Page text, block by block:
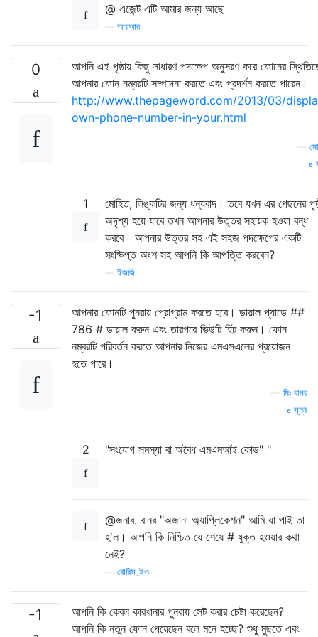
@ এজেন্ট এটি আমার জন্য আছে
আরআর
0
আপনি এই পৃষ্ঠায় কিছু সাধারণ পদক্ষেপ অনুসরণ করে ফোনের
আপনার ফোন নম্বরটি সম্পাদনা করতে এবং প্রদর্শন করতে পারেন।
http://www.thepageword.com/2013/03/
own-phone-number-in-your.html
1
মোহিত, লিঙ্কটির জন্য ধন্যবাদ। তবে যখন এর পেছনের
অদৃশ্য হয়ে যাবে তখন আপনার উত্তর সহায়ক হওয়া বন্ধ
করবে। আপনার উত্তর সহ এই সহজ পদক্ষেপের একটি
সংক্ষিপ্ত অংশ সহ আপনি কি আপত্তি করবেন?
—ইজজি
-1
আপনার ফোনটি পুনরায় প্রোগ্রাম করতে হবে। ডায়াল প্যাডে ##
786 # ডায়াল করুন এবং তারপরে ভিউটি হিট করুন। ফোন
নম্বরটি পরিবর্তন করতে আপনার নিজের এমএসএলের প্রয়োজন
হতে পারে।
মিঃ বানর
সূত্র
2 "সংযোগ সমস্যা বা অবৈধ এমএমআই কোড" "
@জনাব. বানর "অজানা অ্যাপ্লিকেশন" আমি যা পাই তা
হ'ল। আপনি কি নিশ্চিত যে শেষে # যুক্ত হওয়ার কথা
নেই?
বোরিস_ইও
-1
আপনি কি কেবল কারখানার পুনরায় সেট করার চেষ্টা করেছেন?
আপনি কি নতুন ফোন পেয়েছেন বলে মনে হচ্ছে? শুধু মুছতে এবং